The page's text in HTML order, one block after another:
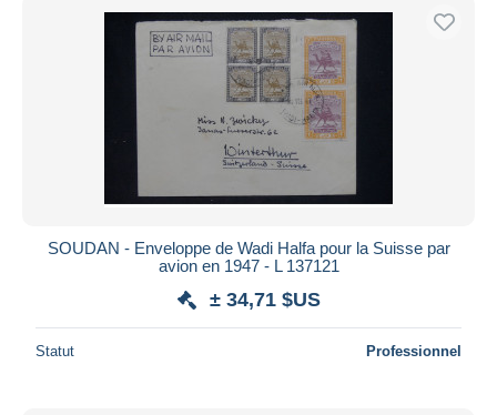
SOUDAN - Enveloppe de Wadi Halfa pour la Suisse par
avion en 1947 - L 137121
± 34,71 $US
Statut Professionnel